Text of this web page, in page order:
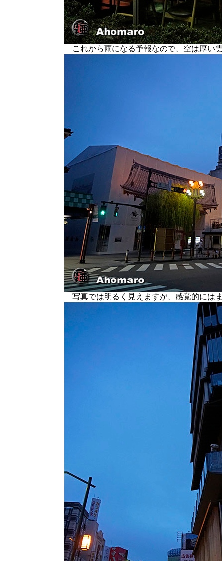
これから雨になる予報なので、空は厚い
写真では明るく見えますが、感覚的には